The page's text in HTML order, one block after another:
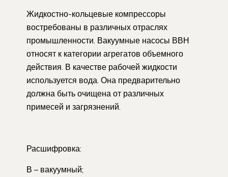
Жидкостно-кольцевые компрессоры
востребованы в различных отраслях
промышленности. Вакуумные насосы ВВН
относят к категории агрегатов объемного
действия. В качестве рабочей жидкости
используется вода. Она предварительно
должна быть очищена от различных
примесей и загрязнений.
Расшифровка:
В – вакуумный;